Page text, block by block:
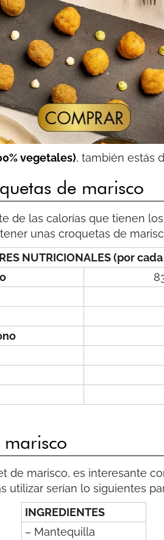
vegetales), también estás
de marisco
de las calorías que tienen
unas croquetas de
NUTRICIONALES (por
marisco
de marisco, es interesante
utilizar serían lo siguientes
INGREDIENTES
– Mantequilla